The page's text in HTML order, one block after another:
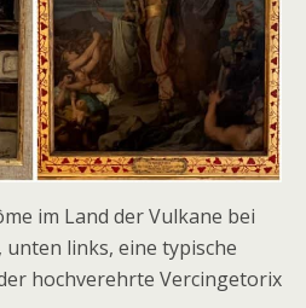
im Land der Vulkane bei
links, eine typische
hochverehrte Vercingetorix